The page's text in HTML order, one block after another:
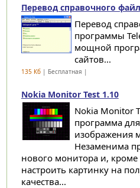
Перевод справочного
Перевод
программы
мощной
сайтов...
135 Кб| Бесплатная |
Nokia Monitor Test 1.10
Nokia Monitor
программа
изображения
Незаменима
нового монитора и, кроме
настроить картинку на
качества...